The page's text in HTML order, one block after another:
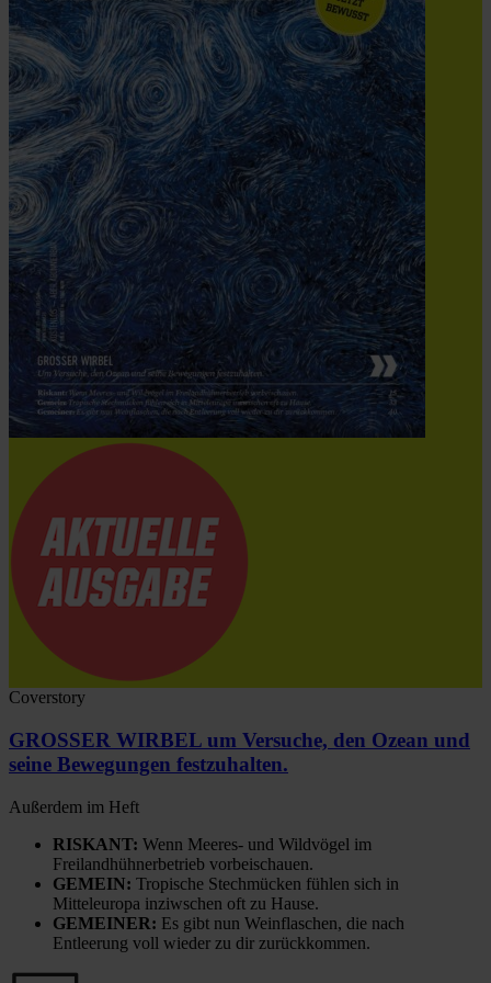
Coverstory
GROSSER WIRBEL um Versuche, den Ozean und
seine Bewegungen festzuhalten.
Außerdem im Heft
RISKANT: Wenn Meeres- und Wildvögel im
Freilandhühnerbetrieb vorbeischauen.
GEMEIN: Tropische Stechmücken fühlen sich in
Mitteleuropa inziwschen oft zu Hause.
GEMEINER: Es gibt nun Weinflaschen, die nach
Entleerung voll wieder zu dir zurückkommen.